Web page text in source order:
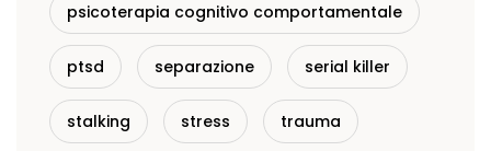
psicoterapia cognitivo comportamentale
ptsd separazione serial killer
stalking stress trauma